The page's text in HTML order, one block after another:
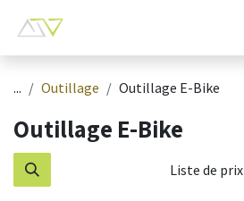
... Outillage Outillage E-Bike
Outillage E-Bike
Liste de prix